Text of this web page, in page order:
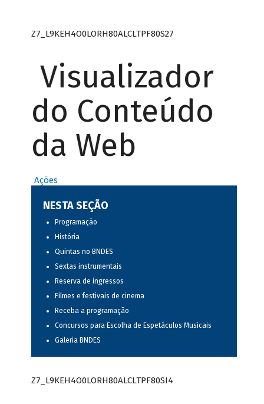
Z7_L9KEH4O0LORH80ALCLTPF80S27
Visualizador
do Conteúdo
da Web
Ações
NESTA SEÇÃO
Programação
História
Quintas no BNDES
Sextas instrumentais
Reserva de ingressos
Filmes e festivais de cinema
Receba a programação
Concursos para Escolha de Espetáculos Musicais
Galeria BNDES
Z7_L9KEH4O0LORH80ALCLTPF80SI4